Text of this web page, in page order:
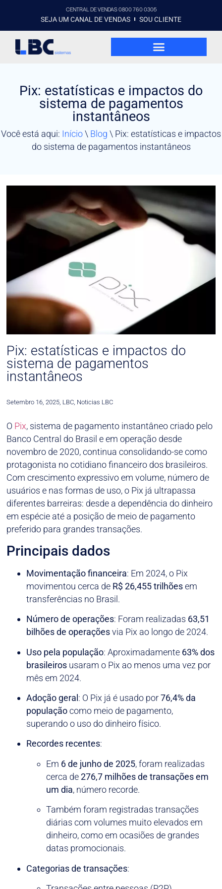
CENTRAL DE VENDAS 0800 760 0305
SEJA UM CANAL DE VENDAS SOU CLIENTE
Pix: estatísticas e impactos do
sistema de pagamentos
instantâneos
Você está aqui: Início\ Blog \ Pix: estatísticas e impactos
do sistema de pagamentos instantâneos
Pix: estatísticas e impactos do
sistema de pagamentos
instantâneos
Setembro 16, 2025, LBC, Noticias LBC
O Pix, sistema de pagamento instantâneo criado pelo
Banco Central do Brasil e em operação desde
novembro de 2020, continua consolidando-se como
protagonista no cotidiano financeiro dos brasileiros.
Com crescimento expressivo em volume, número de
usuários e nas formas de uso, o Pix já ultrapassa
diferentes barreiras: desde a dependência do dinheiro
em espécie até a posição de meio de pagamento
preferido para grandes transações.
Principais dados
Movimentação financeira: Em 2024, o Pix
movimentou cerca de R$ 26,455 trilhõesem
transferências no Brasil.
Número de operações: Foram realizadas 63,51
bilhões de operaçõesvia Pix ao longo de 2024.
Uso pela população: Aproximadamente 63% dos
brasileiros usaram o Pix ao menos uma vez por
mês em 2024.
Adoção geral : O Pix já é usado por76,4% da
populaçãocomo meio de pagamento,
superando o uso do dinheiro físico.
Recordes recentes:
Em 6 de junho de 2025, foram realizadas
cerca de276,7 milhões de transações em
um dia, número recorde.
Também foram registradas transações
diárias com volumes muito elevados em
dinheiro, como em ocasiões de grandes
datas promocionais.
Categorias de transações: